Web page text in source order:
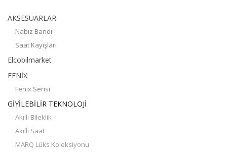
AKSESUARLAR
Nabız Bandı
Saat Kayışları
Elcobilmarket
FENİX
Fenix Serisi
GİYİLEBİLİR TEKNOLOJİ
Akıllı Bileklik
Akıllı Saat
MARQ Lüks Koleksiyonu